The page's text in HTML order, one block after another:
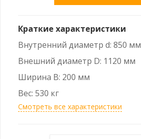
Краткие характеристики
Внутренний диаметр d: 850 мм
Внешний диаметр D: 1120 мм
Ширина B: 200 мм
Вес: 530 кг
Смотреть все характеристики